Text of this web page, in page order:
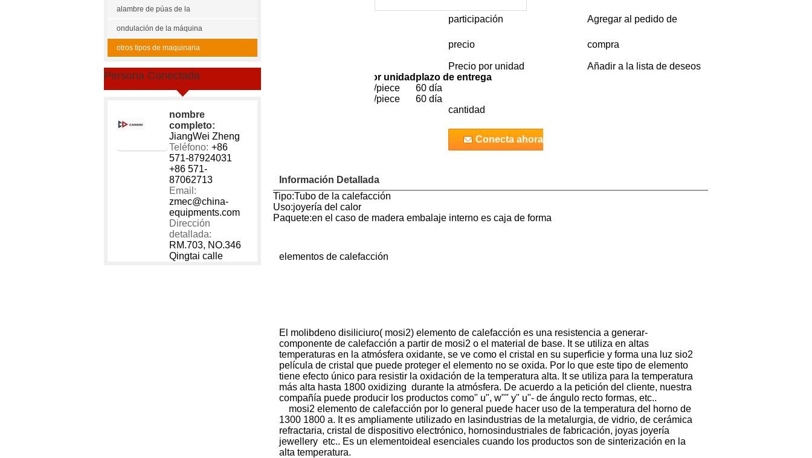
maquinaria
alambre de púas de la
máquina
ondulación de la máquina
otros tipos de maquinaria
Persona Conectada
nombre
completo:
JiangWei Zheng
Teléfono: +86
571-87924031
+86 571-
87062713
Email:
zmec@china-
equipments.com
Dirección
detallada:
RM.703, NO.346
Qingtai calle
participación
precio
US $
Precio por unidad
Precio por unidad plazo de entrega
50 - 40000
/piece
60 día
/piece
60 día
cantidad
Agregar al pedido de
compra
Conecta ahora
Añadir a la lista de deseos
Información Detallada
Tipo:Tubo de la calefacción
Uso:joyería del calor
Paquete:en el caso de madera embalaje interno es caja de forma
elementos de calefacción
El molibdeno disiliciuro( mosi2) elemento de calefacción es una resistencia a generar-
componente de calefacción a partir de mosi2 o el material de base. It se utiliza en altas
temperaturas en la atmósfera oxidante, se ve como el cristal en su superficie y forma una luz sio2
película de cristal que puede proteger el elemento no se oxida. Por lo que este tipo de elemento
tiene efecto único para resistir la oxidación de la temperatura alta. It se utiliza para la temperatura
más alta hasta 1800 oxidizing durante la atmósfera. De acuerdo a la petición del cliente, nuestra
compañía puede producir los productos como" u", w"" y" u"- de ángulo recto formas, etc..
mosi2 elemento de calefacción por lo general puede hacer uso de la temperatura del horno de
1300 1800 a. It es ampliamente utilizado en lasindustrias de la metalurgia, de vidrio, de cerámica
refractaria, cristal de dispositivo electrónico, hornosindustriales de fabricación, joyas joyería
jewellery etc.. Es un elementoideal esenciales cuando los productos son de sinterización en la
alta temperatura.